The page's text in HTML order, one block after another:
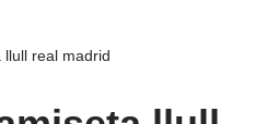
real madrid